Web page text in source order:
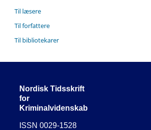
Til læsere
Til forfattere
Til bibliotekarer
Nordisk Tidsskrift
for
Kriminalvidenskab
ISSN 0029-1528